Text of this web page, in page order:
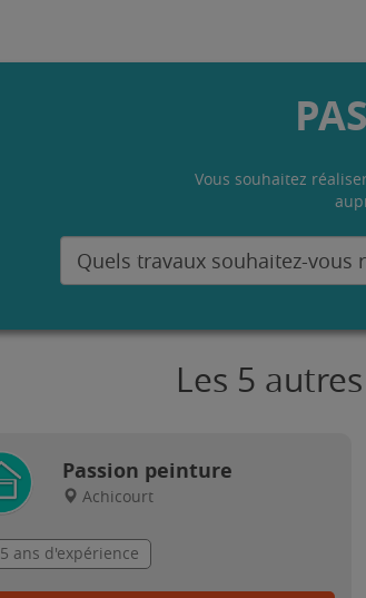
Vous souhaitez
Les 5
Passion peinture
Achicourt
5 ans d'expérience